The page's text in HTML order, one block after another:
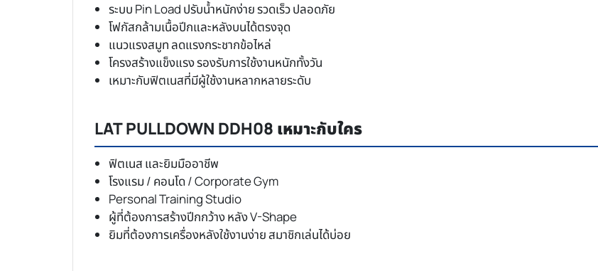
ระบบ Pin Load ปรับน้ำหนักง่าย รวดเร็ว ปลอดภัย
โฟกัสกล้ามเนื้อปีกและหลังบนได้ตรงจุด
แนวแรงสมูท ลดแรงกระชากข้อไหล่
โครงสร้างแข็งแรง รองรับการใช้งานหนักทั้งวัน
เหมาะกับฟิตเนสที่มีผู้ใช้งานหลากหลายระดับ
LAT PULLDOWN DDH08 เหมาะกับใคร
ฟิตเนส และยิมมืออาชีพ
โรงแรม / คอนโด / Corporate Gym
Personal Training Studio
ผู้ที่ต้องการสร้างปีกกว้าง หลัง V-Shape
ยิมที่ต้องการเครื่องหลังใช้งานง่าย สมาชิกเล่นได้บ่อย